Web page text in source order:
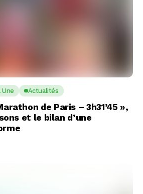
Une Actualités
de Paris – 3h31’45 »,
et le bilan d’une